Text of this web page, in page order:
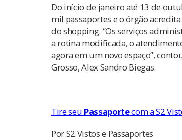
Do início de janeiro até 13 de
mil passaportes e o órgão
do shopping. “Os serviços
a rotina modificada, o
agora em um novo espaço”,
Grosso, Alex Sandro Biegas.
Tire seu Passaportecom a S2
Por S2 Vistos e Passaportes